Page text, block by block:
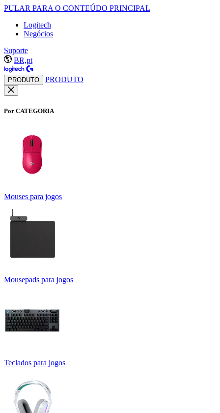
PULAR PARA O CONTEÚDO PRINCIPAL
Logitech
Negócios
Suporte
BR,pt
PRODUTO PRODUTO
Por CATEGORIA
Mouses para jogos
Mousepads para jogos
Teclados para jogos